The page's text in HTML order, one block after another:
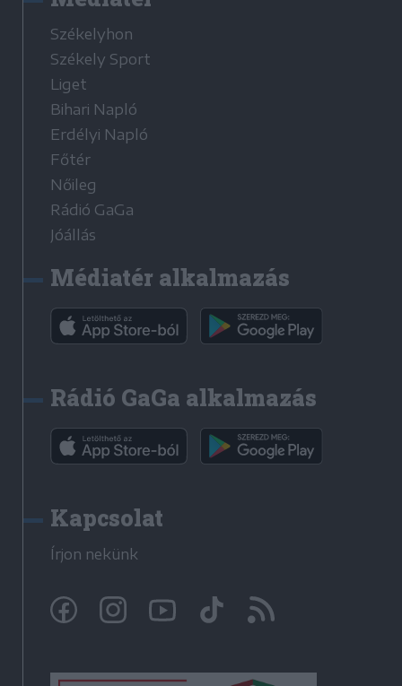
Székelyhon
Székely Sport
Liget
Bihari Napló
Erdélyi Napló
Főtér
Nőileg
Rádió GaGa
Jóállás
Médiatér alkalmazás
Rádió GaGa alkalmazás
Kapcsolat
Írjon nekünk